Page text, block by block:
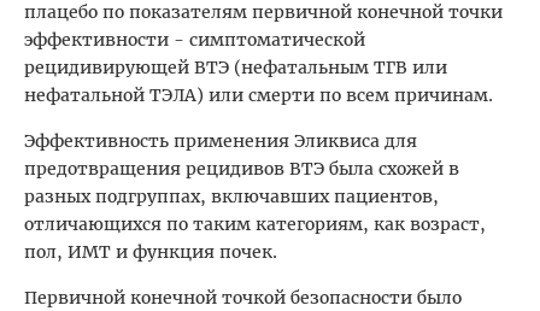
плацебо по показателям первичной конечной точки
эффективности - симптоматической
рецидивирующей ВТЭ (нефатальным ТГВ или
нефатальной ТЭЛА) или смерти по всем причинам.
Эффективность применения Эликвиса для
предотвращения рецидивов ВТЭ была схожей в
разных подгруппах, включавших пациентов,
отличающихся по таким категориям, как возраст,
пол, ИМТ и функция почек.
Первичной конечной точкой безопасности было